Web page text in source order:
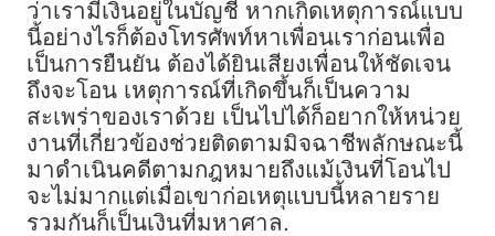
ว่าเรามีเงินอยู่ในบัญชี หากเกิดเหตุการณ์แบบ
นี้อย่างไรก็ต้องโทรศัพท์หาเพื่อนเราก่อนเพื่อ
เป็นการยืนยัน ต้องได้ยินเสียงเพื่อนให้ชัดเจน
ถึงจะโอน เหตุการณ์ที่เกิดขึ้นก็เป็นความ
สะเพร่าของเราด้วย เป็นไปได้ก็อยากให้หน่วย
งานที่เกี่ยวข้องช่วยติดตามมิจฉาชีพลักษณะนี้
มาดำเนินคดีตามกฎหมายถึงแม้เงินที่โอนไป
จะไม่มากแต่เมื่อเขาก่อเหตุแบบนี้หลายราย
รวมกันก็เป็นเงินที่มหาศาล.